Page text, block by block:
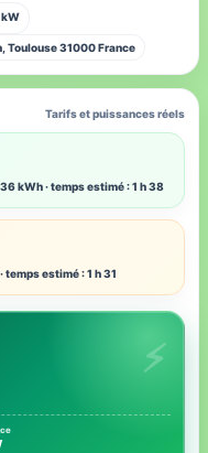
kW
Toulouse 31000 France
Tarifs et puissances réels
kWh · temps estimé : 1 h 38
temps estimé : 1 h 31